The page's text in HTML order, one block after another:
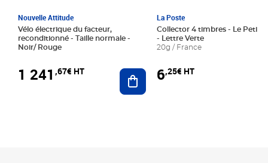
Nouvelle Attitude
Vélo électrique du facteur,
reconditionné - Taille normale -
Noir/ Rouge
1 241 ,67€ HT Ajouter au panier
La Poste
Collector 4 timbres - Le Petit
- Lettre Verte
20g / France
6,25€ HT